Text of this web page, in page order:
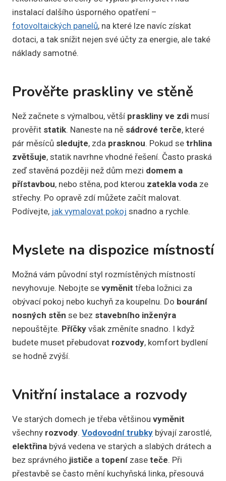
instalací dalšího úsporného opatření –
fotovoltaických panelů, na které lze navíc získat
dotaci, a tak snížit nejen své účty za energie, ale také
náklady samotné.
Prověřte praskliny ve stěně
Než začnete s výmalbou, větší praskliny ve zdi musí
prověřit statik. Naneste na ně sádrové terče, které
pár měsíců sledujte, zda prasknou. Pokud se trhlina
zvětšuje, statik navrhne vhodné řešení. Často praská
zeď stavěná později než dům mezi domem a
přístavbou, nebo stěna, pod kterou zatekla voda ze
střechy. Po opravě zdí můžete začít malovat.
Podívejte, jak vymalovat pokoj snadno a rychle.
Myslete na dispozice místností
Možná vám původní styl rozmístěných místností
nevyhovuje. Nebojte se vyměnit třeba ložnici za
obývací pokoj nebo kuchyň za koupelnu. Do bourání
nosných stěn se bez stavebního inženýra
nepouštějte. Příčky však změníte snadno. I když
budete muset přebudovat rozvody, komfort bydlení
se hodně zvýší.
Vnitřní instalace a rozvody
Ve starých domech je třeba většinou vyměnit
všechny rozvody. Vodovodní trubky bývají zarostlé,
elektřina bývá vedena ve starých a slabých drátech a
bez správného jističe a topení zase teče. Při
přestavbě se často mění kuchyňská linka, přesouvá